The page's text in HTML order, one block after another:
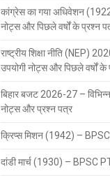
कांग्रेस का गया अधिवेशन
नोट्स और पिछले वर्षों के प्रश्न
राष्ट्रीय शिक्षा नीति (NEP)
उपयोगी नोट्स और पिछले वर्षों
बिहार बजट 2026-27 – विभिन्न
नोट्स और प्रश्न पत्र
क्रिप्स मिशन (1942) –
दांडी मार्च (1930) – BPSC